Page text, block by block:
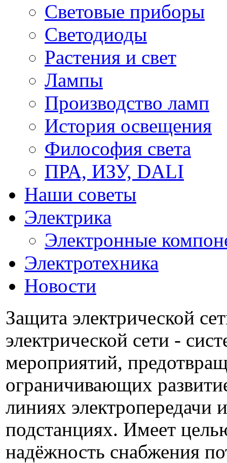
Световые приборы
Светодиоды
Растения и свет
Лампы
Производство ламп
История освещения
Философия света
ПРА, ИЗУ, DALI
Наши советы
Электрика
Электронные
Электротехника
Новости
Защита электрической
электрической сети -
мероприятий,
ограничивающих
линиях электропередачи
подстанциях. Имеет
надёжность снабжения